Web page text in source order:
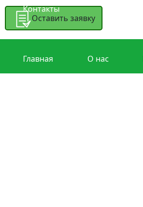
Контакты
Оставить заявку
Главная О нас